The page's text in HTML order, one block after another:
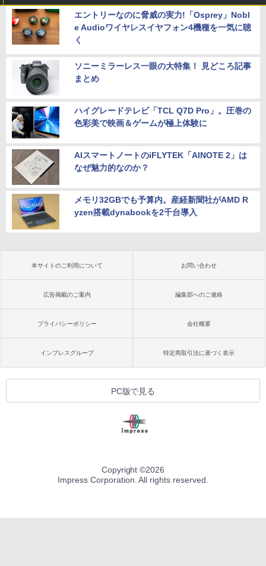
エントリーなのに脅威の実力!「Osprey」Nobl
e Audioワイヤレスイヤフォン4機種を一気に聴
く
ソニーミラーレス一眼の大特集！ 見どころ記事
まとめ
ハイグレードテレビ「TCL Q7D Pro」。圧巻の
色彩美で映画＆ゲームが極上体験に
AIスマートノートのiFLYTEK「AINOTE 2」は
なぜ魅力的なのか？
メモリ32GBでも予算内。産経新聞社がAMD R
yzen搭載dynabookを2千台導入
本サイトのご利用について お問い合わせ
広告掲載のご案内 編集部へのご連絡
プライバシーポリシー 会社概要
インプレスグループ 特定商取引法に基づく表示
PC版で見る
Copyright ©2026
Impress Corporation. All rights reserved.